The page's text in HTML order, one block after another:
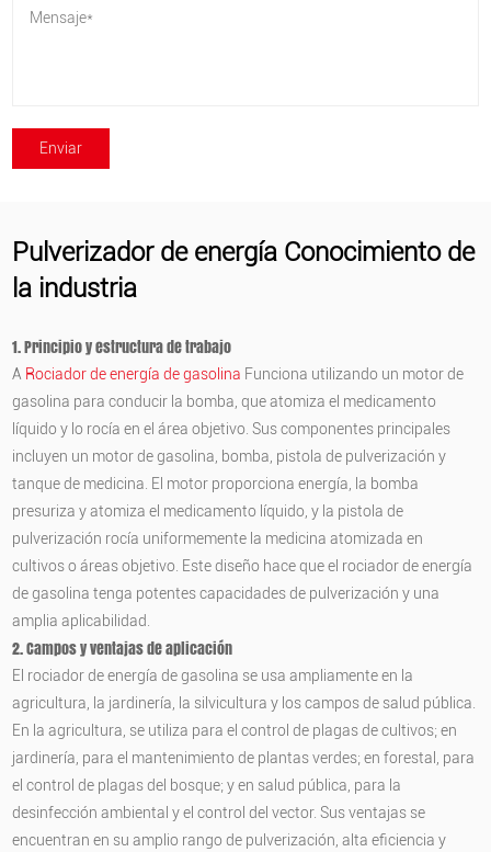
Pulverizador de energía Conocimiento de
la industria
1. Principio y estructura de trabajo
A Rociador de energía de gasolina Funciona utilizando un motor de
gasolina para conducir la bomba, que atomiza el medicamento
líquido y lo rocía en el área objetivo. Sus componentes principales
incluyen un motor de gasolina, bomba, pistola de pulverización y
tanque de medicina. El motor proporciona energía, la bomba
presuriza y atomiza el medicamento líquido, y la pistola de
pulverización rocía uniformemente la medicina atomizada en
cultivos o áreas objetivo. Este diseño hace que el rociador de energía
de gasolina tenga potentes capacidades de pulverización y una
amplia aplicabilidad.
2. Campos y ventajas de aplicación
El rociador de energía de gasolina se usa ampliamente en la
agricultura, la jardinería, la silvicultura y los campos de salud pública.
En la agricultura, se utiliza para el control de plagas de cultivos; en
jardinería, para el mantenimiento de plantas verdes; en forestal, para
el control de plagas del bosque; y en salud pública, para la
desinfección ambiental y el control del vector. Sus ventajas se
encuentran en su amplio rango de pulverización, alta eficiencia y